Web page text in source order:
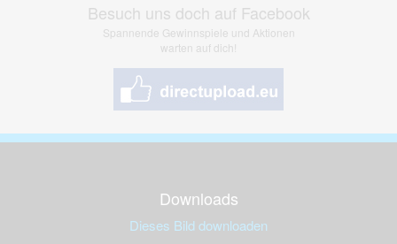
Besuch uns doch auf Facebook
Spannende Gewinnspiele und Aktionen
warten auf dich!
Downloads
Dieses Bild downloaden